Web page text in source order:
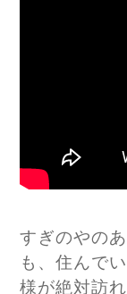
すぎのやの
も、住んで
様が絶対訪